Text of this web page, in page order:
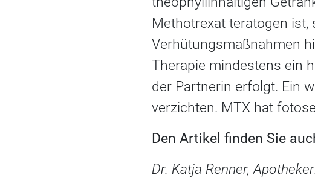
Methotrexat teratogen
Verhütungsmaßnahmen
Therapie mindestens ein
der Partnerin erfolgt. Ein
verzichten. MTX hat
Den Artikel finden Sie
Dr. Katja Renner,